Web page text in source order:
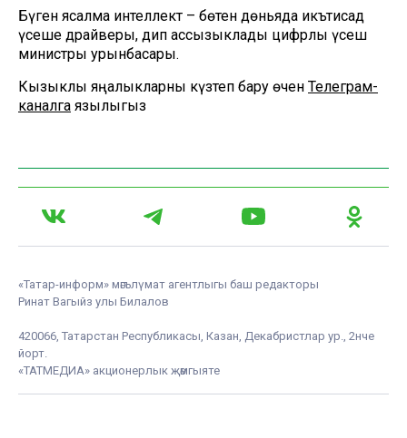
Бүген ясалма интеллект – бөтен дөньяда икътисад
үсеше драйверы, дип ассызыклады цифрлы үсеш
министры урынбасары.
Кызыклы яңалыкларны күзәтеп бару өчен Телеграм-
каналга язылыгыз
«Татар-информ» мәгълүмат агентлыгы баш редакторы
Ринат Вагыйз улы Билалов
420066, Татарстан Республикасы, Казан, Декабристлар ур., 2нче
йорт.
«ТАТМЕДИА» акционерлык җәмгыяте